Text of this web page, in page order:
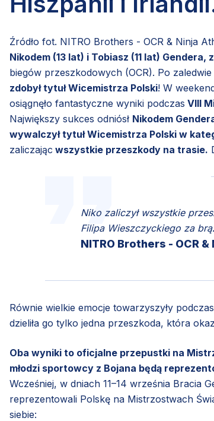
Źródło fot. NITRO Brothers - OCR & Ninja
Nikodem (13 lat) i Tobiasz (11 lat) Gendera,
biegów przeszkodowych (OCR). Po
zdobył tytuł Wicemistrza Polski! W
osiągnęło fantastyczne wyniki podczas VIII
Największy sukces odniósł Nikodem
wywalczył tytuł Wicemistrza Polski w
zaliczając wszystkie przeszkody na trasie.
Niko zaliczył wszystkie
Filipa Wieszczyckiego za
NITRO Brothers - OCR
Równie wielkie emocje towarzyszyły
dzieliła go tylko jedna przeszkoda, która
Oba wyniki to oficjalne przepustki na
młodzi sportowcy z Bojana będą
Wcześniej, w dniach 11–14 września Bracia
reprezentowali Polskę na Mistrzostwach
siebie: